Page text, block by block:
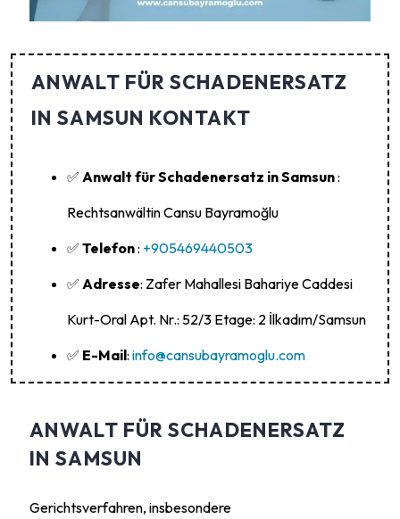
ANWALT FÜR SCHADENERSATZ
IN SAMSUN KONTAKT
✅ Anwalt für Schadenersatz in Samsun:
Rechtsanwältin Cansu Bayramoğlu
✅ Telefon: +905469440503
✅ Adresse: Zafer Mahallesi Bahariye Caddesi
Kurt-Oral Apt. Nr.: 52/3 Etage: 2 İlkadım/Samsun
✅ E-Mail: info@cansubayramoglu.com
ANWALT FÜR SCHADENERSATZ
IN SAMSUN
Gerichtsverfahren, insbesondere